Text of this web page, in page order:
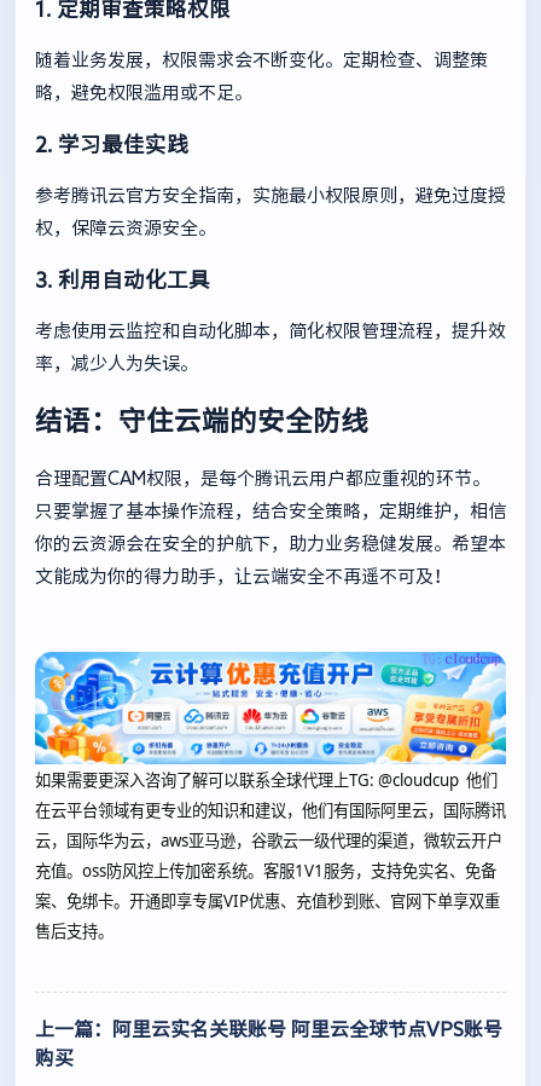
1. 定期审查策略权限
随着业务发展，权限需求会不断变化。定期检查、调整策
略，避免权限滥用或不足。
2. 学习最佳实践
参考腾讯云官方安全指南，实施最小权限原则，避免过度授
权，保障云资源安全。
3. 利用自动化工具
考虑使用云监控和自动化脚本，简化权限管理流程，提升效
率，减少人为失误。
结语：守住云端的安全防线
合理配置CAM权限，是每个腾讯云用户都应重视的环节。
只要掌握了基本操作流程，结合安全策略，定期维护，相信
你的云资源会在安全的护航下，助力业务稳健发展。希望本
文能成为你的得力助手，让云端安全不再遥不可及！
如果需要更深入咨询了解可以联系全球代理上TG: @cloudcup 他们
在云平台领域有更专业的知识和建议，他们有国际阿里云，国际腾讯
云，国际华为云，aws亚马逊，谷歌云一级代理的渠道，微软云开户
充值。oss防风控上传加密系统。客服1V1服务，支持免实名、免备
案、免绑卡。开通即享专属VIP优惠、充值秒到账、官网下单享双重
售后支持。
上一篇：阿里云实名关联账号 阿里云全球节点VPS账号
购买